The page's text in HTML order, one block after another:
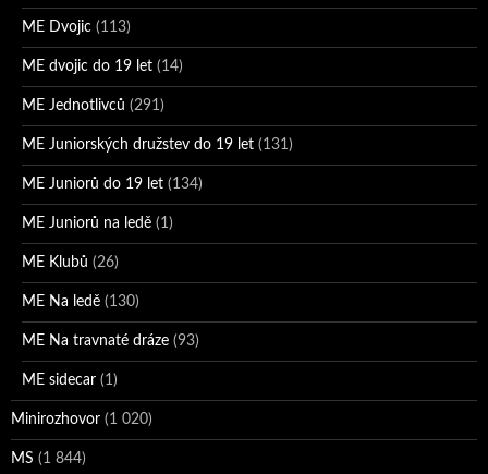
ME Dvojic (113)
ME dvojic do 19 let (14)
ME Jednotlivců (291)
ME Juniorských družstev do 19 let (131)
ME Juniorů do 19 let (134)
ME Juniorů na ledě (1)
ME Klubů (26)
ME Na ledě (130)
ME Na travnaté dráze (93)
ME sidecar (1)
Minirozhovor (1 020)
MS (1 844)